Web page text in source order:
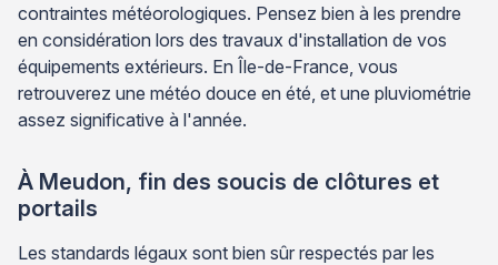
contraintes météorologiques. Pensez bien à les prendre
en considération lors des travaux d'installation de vos
équipements extérieurs. En Île-de-France, vous
retrouverez une météo douce en été, et une pluviométrie
assez significative à l'année.
À Meudon, fin des soucis de clôtures et
portails
Les standards légaux sont bien sûr respectés par les